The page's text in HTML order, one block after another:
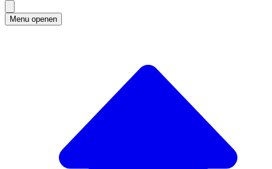
Menu openen